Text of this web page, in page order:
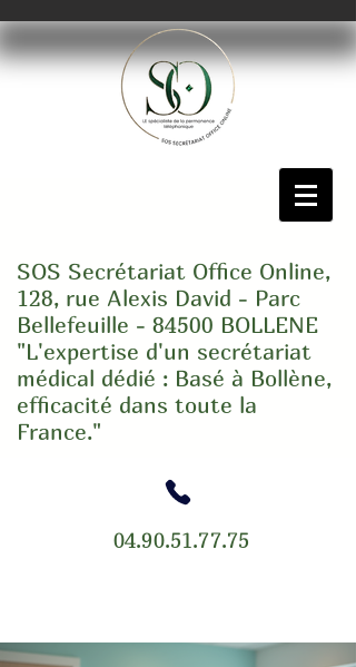
SOS Secrétariat Office Online,
128, rue Alexis David - Parc
Bellefeuille - 84500 BOLLENE
"L'expertise d'un secrétariat
médical dédié : Basé à Bollène,
efficacité dans toute la
France."
04.90.51.77.75